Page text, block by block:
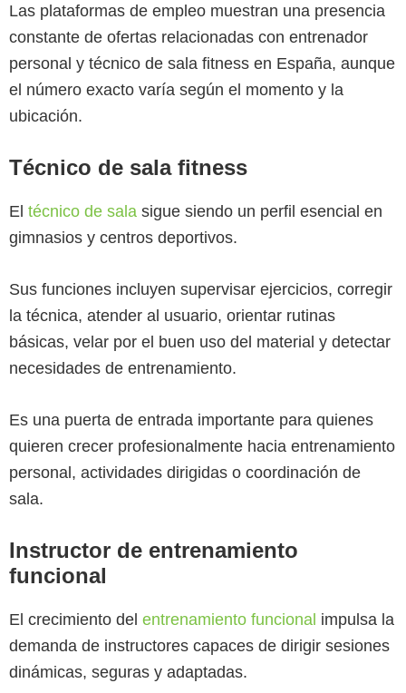
Las plataformas de empleo muestran una presencia
constante de ofertas relacionadas con entrenador
personal y técnico de sala fitness en España, aunque
el número exacto varía según el momento y la
ubicación.
Técnico de sala fitness
El técnico de sala sigue siendo un perfil esencial en
gimnasios y centros deportivos.
Sus funciones incluyen supervisar ejercicios, corregir
la técnica, atender al usuario, orientar rutinas
básicas, velar por el buen uso del material y detectar
necesidades de entrenamiento.
Es una puerta de entrada importante para quienes
quieren crecer profesionalmente hacia entrenamiento
personal, actividades dirigidas o coordinación de
sala.
Instructor de entrenamiento
funcional
El crecimiento del entrenamiento funcional impulsa la
demanda de instructores capaces de dirigir sesiones
dinámicas, seguras y adaptadas.